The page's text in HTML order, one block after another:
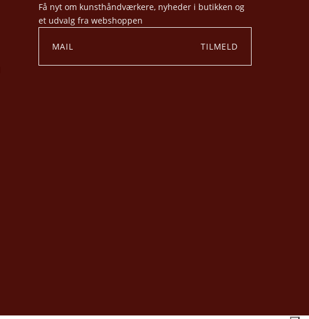
Få nyt om kunsthåndværkere, nyheder i butikken og
et udvalg fra webshoppen
TILMELD